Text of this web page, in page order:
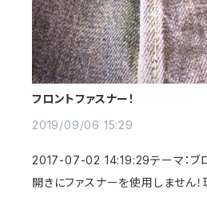
フロントファスナー！
2019/09/06 15:29
2017-07-02 14:19:29テーマ：ブ
開きにファスナーを使用しません